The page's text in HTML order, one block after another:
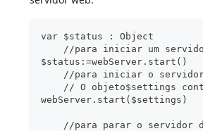
var $status : Object
//para iniciar um
$status:=webServer.start()
//para iniciar o
// O objeto$settings
webServer.start($settings)
//para parar o servidor